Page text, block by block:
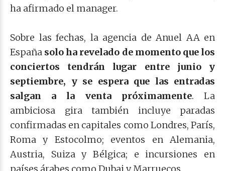
ha afirmado el manager.
Sobre las fechas, la agencia de Anuel AA en
España solo ha revelado de momento que los
conciertos tendrán lugar entre junio y
septiembre, y se espera que las entradas
salgan a la venta próximamente. La
ambiciosa gira también incluye paradas
confirmadas en capitales como Londres, París,
Roma y Estocolmo; eventos en Alemania,
Austria, Suiza y Bélgica; e incursiones en
países árabes como Dubai y Marruecos.